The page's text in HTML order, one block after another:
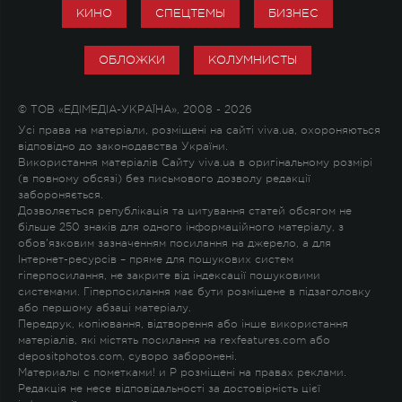
КИНО СПЕЦТЕМЫ БИЗНЕС
ОБЛОЖКИ КОЛУМНИСТЫ
© ТОВ «ЕДІМЕДІА-УКРАЇНА», 2008 - 2026
Усі права на матеріали, розміщені на сайті viva.ua, охороняються
відповідно до законодавства України.
Використання матеріалів Сайту viva.ua в оригінальному розмірі
(в повному обсязі) без письмового дозволу редакції
забороняється.
Дозволяється републікація та цитування статей обсягом не
більше 250 знаків для одного інформаційного матеріалу, з
обов'язковим зазначенням посилання на джерело, а для
Інтернет-ресурсів – пряме для пошукових систем
гіперпосилання, не закрите від індексації пошуковими
системами. Гіперпосилання має бути розміщене в підзаголовку
або першому абзаці матеріалу.
Передрук, копіювання, відтворення або інше використання
матеріалів, які містять посилання на rexfeatures.com або
depositphotos.com, суворо заборонені.
Материалы с пометками! и P розміщені на правах реклами.
Редакція не несе відповідальності за достовірність цієї